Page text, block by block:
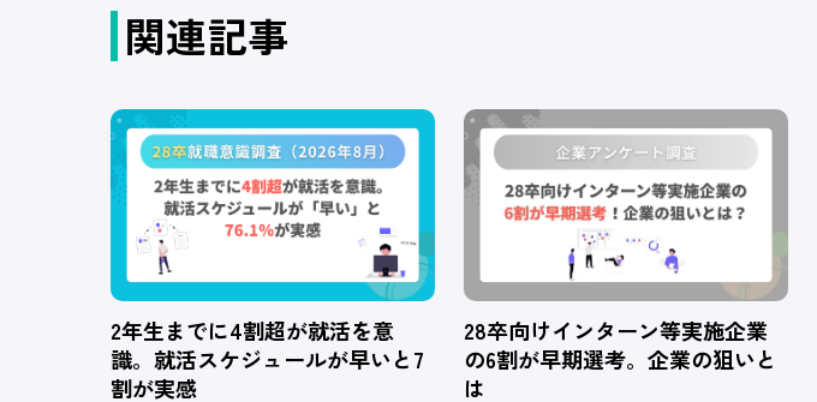
関連記事
2年生までに4割超が就活を意
識。就活スケジュールが早いと7
割が実感
28卒向けインターン等実施企業
の6割が早期選考。企業の狙いと
は